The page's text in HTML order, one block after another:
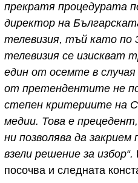
прекратя процедурата
директор на
телевизия, тъй като по
телевизия се изискват
един от осемте в
от претендентите не
степен критериите на
медии. Това е
ни позволява да
взели решение за избор“.
посочва и следната